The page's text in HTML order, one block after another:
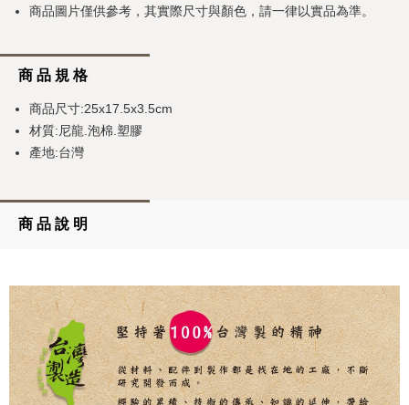
商品圖片僅供參考，其實際尺寸與顏色，請一律以實品為準。
商 品 規 格
商品尺寸:25x17.5x3.5cm
材質:尼龍.泡棉.塑膠
產地:台灣
商 品 說 明